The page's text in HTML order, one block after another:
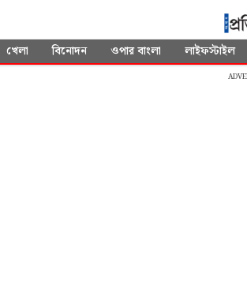
খেলা বিনোদন ওপার বাংলা লাইফস্টাইল